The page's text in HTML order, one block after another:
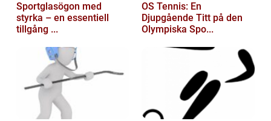
Sportglasögon med
styrka – en essentiell
tillgång ...
OS Tennis: En
Djupgående Titt på den
Olympiska Spo...